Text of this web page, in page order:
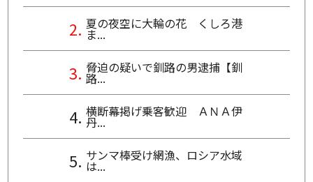
夏の夜空に大輪の花 くしろ港
ま...
脅迫の疑いで釧路の男逮捕【釧
路...
横断幕掲げ乗客歓迎 ＡＮＡ伊
丹...
サンマ棒受け網漁、ロシア水域
は...